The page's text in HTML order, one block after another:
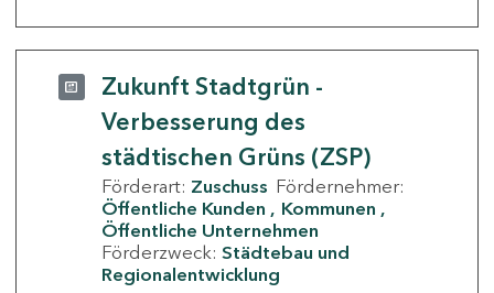
Zukunft Stadtgrün -
Verbesserung des
städtischen Grüns (ZSP)
Förderart: Zuschuss Fördernehmer:
Öffentliche Kunden
Kommunen
Öffentliche Unternehmen
Förderzweck: Städtebau und
Regionalentwicklung